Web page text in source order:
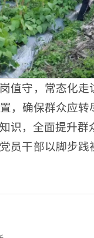
值守，常态化
，确保群众应
识，全面提升群
员干部以脚步